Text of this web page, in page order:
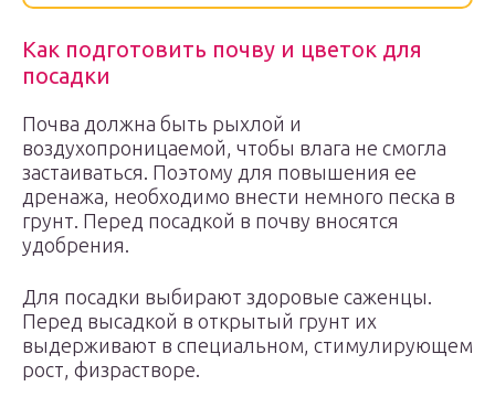
Как подготовить почву и цветок для
посадки
Почва должна быть рыхлой и
воздухопроницаемой, чтобы влага не смогла
застаиваться. Поэтому для повышения ее
дренажа, необходимо внести немного песка в
грунт. Перед посадкой в почву вносятся
удобрения.
Для посадки выбирают здоровые саженцы.
Перед высадкой в открытый грунт их
выдерживают в специальном, стимулирующем
рост, физрастворе.